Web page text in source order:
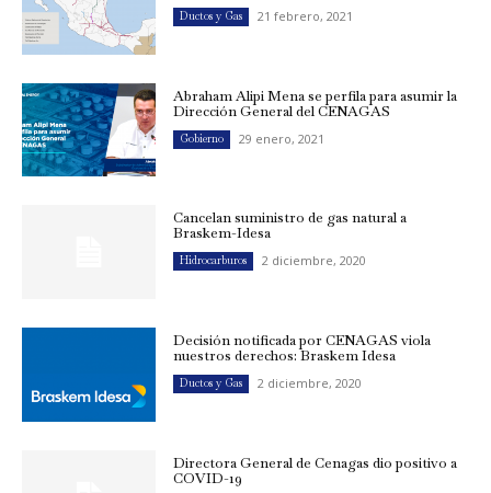
Ductos y Gas 21 febrero, 2021
Abraham Alipi Mena se perfila para asumir la
Dirección General del CENAGAS
Gobierno 29 enero, 2021
Cancelan suministro de gas natural a
Braskem-Idesa
Hidrocarburos 2 diciembre, 2020
Decisión notificada por CENAGAS viola
nuestros derechos: Braskem Idesa
Ductos y Gas 2 diciembre, 2020
Directora General de Cenagas dio positivo a
COVID-19